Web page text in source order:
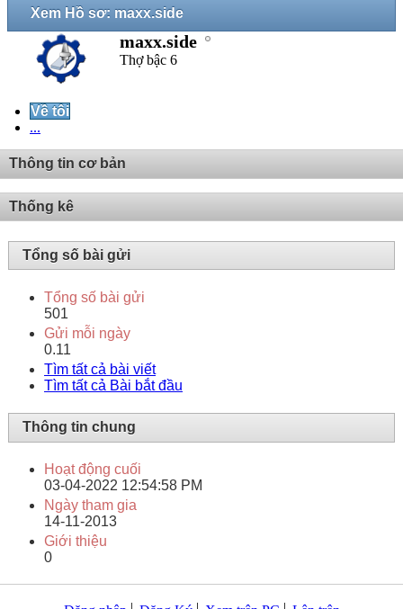
Xem Hồ sơ: maxx.side
maxx.side
Thợ bậc 6
Về tôi
...
Thông tin cơ bản
Thống kê
Tổng số bài gửi
Tổng số bài gửi
501
Gửi mỗi ngày
0.11
Tìm tất cả bài viết
Tìm tất cả Bài bắt đầu
Thông tin chung
Hoạt động cuối
03-04-2022 12:54:58 PM
Ngày tham gia
14-11-2013
Giới thiệu
0